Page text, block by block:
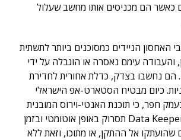
הם מכניסים אותו מחשב שעלול
האחסון הניידים כמסוכנים ביותר לתשתית
והעבודה עימם נאסרה או הוגבלה על ידי
הם נחשבו בצדק, כדלת אחורית לחדירת
כיום מבטיח הסטארט-אפ הישראלי
חפר, כי תוכנת האנטי-וירוס המובנית
של מכשיר ה-Data Keeper Pro תסרוק באופן אוטומטי ובזמן
אל ההתקן, או מתוכו, וזאת ללא